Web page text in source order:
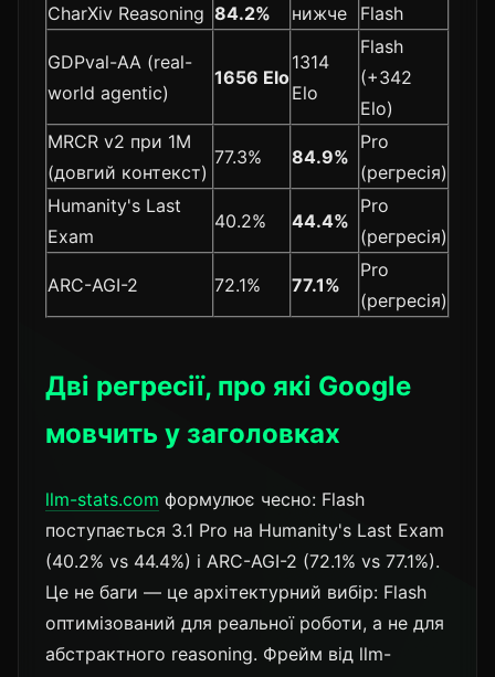
CharXiv Reasoning 84.2% нижче Flash
GDPval-AA (real-
world agentic)
1656 Elo
1314
Elo
Flash
(+342
Elo)
MRCR v2 при 1M
(довгий контекст)
77.3% 84.9%
Pro
(регресія)
Humanity's Last
Exam
40.2% 44.4%
Pro
(регресія)
ARC-AGI-2 72.1% 77.1%
Pro
(регресія)
Дві регресії, про які Google
мовчить у заголовках
llm-stats.com формулює чесно: Flash
поступається 3.1 Pro на Humanity's Last Exam
(40.2% vs 44.4%) і ARC-AGI-2 (72.1% vs 77.1%).
Це не баги — це архітектурний вибір: Flash
оптимізований для реальної роботи, а не для
абстрактного reasoning. Фрейм від llm-